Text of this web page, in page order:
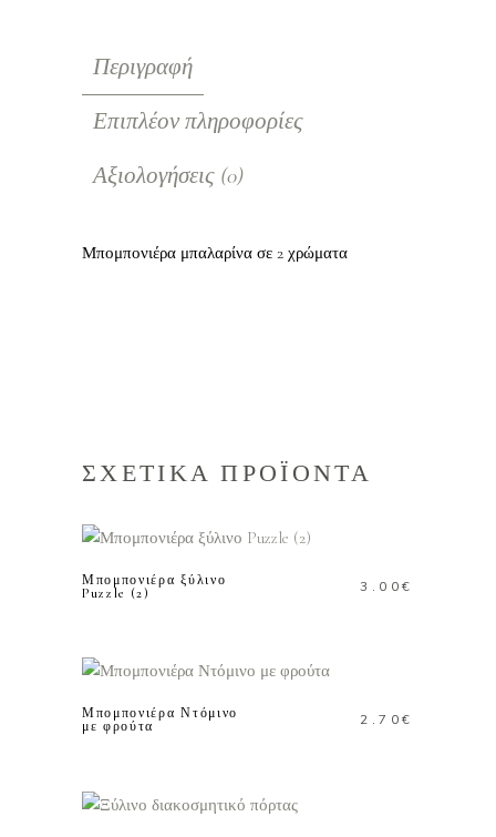
Περιγραφή
Επιπλέον πληροφορίες
Αξιολογήσεις (0)
Μπομπονιέρα μπαλαρίνα σε 2 χρώματα
ΣΧΕΤΙΚΑ ΠΡΟΪΟΝΤΑ
Μπομπονιέρα ξύλινο
Puzzle (2)
3.00€
Μπομπονιέρα Ντόμινο
με φρούτα
2.70€